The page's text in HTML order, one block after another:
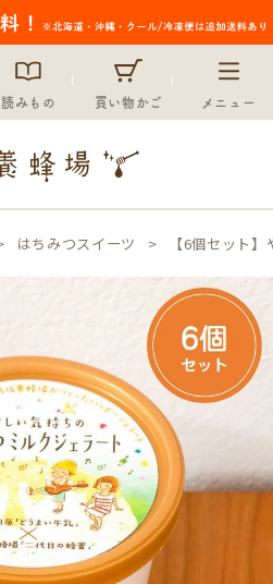
読みもの 買い物かご メニュー
はちみつスイーツ 【6個セット